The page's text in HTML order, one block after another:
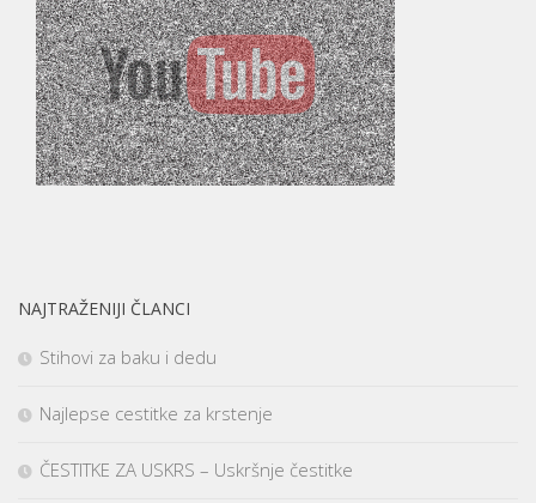
NAJTRAŽENIJI ČLANCI
Stihovi za baku i dedu
Najlepse cestitke za krstenje
ČESTITKE ZA USKRS – Uskršnje čestitke